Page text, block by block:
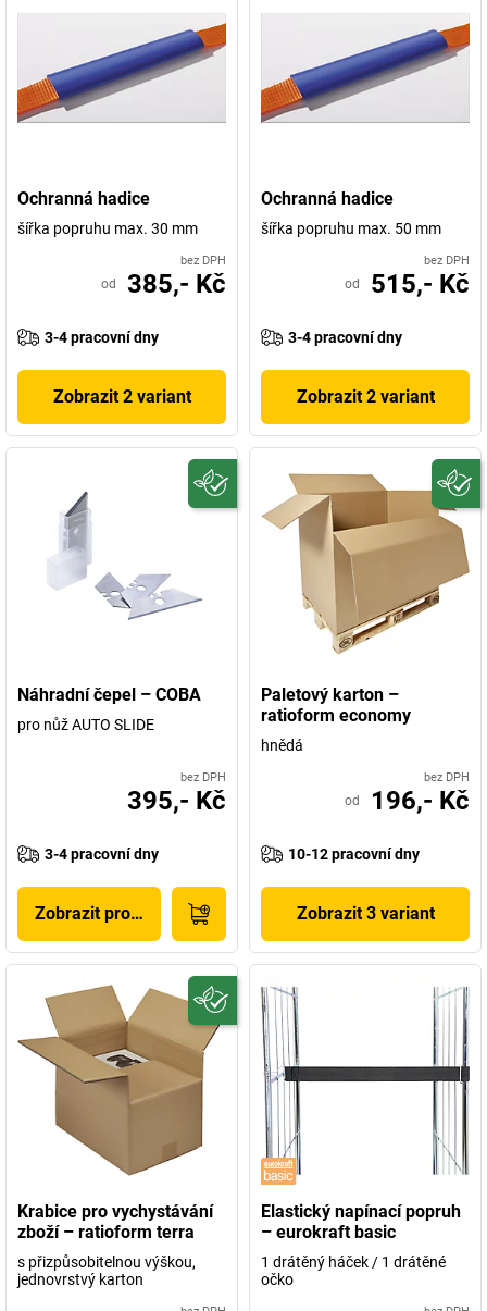
Ochranná hadice
šířka popruhu max. 30 mm
bez DPH
od 385,- Kč
3-4 pracovní dny
Zobrazit 2 variant
Ochranná hadice
šířka popruhu max. 50 mm
bez DPH
od 515,- Kč
3-4 pracovní dny
Zobrazit 2 variant
Náhradní čepel – COBA
pro nůž AUTO SLIDE
bez DPH
395,- Kč
3-4 pracovní dny
Zobrazit produkt
Paletový karton –
ratioform economy
hnědá
bez DPH
od 196,- Kč
10-12 pracovní dny
Zobrazit 3 variant
Krabice pro vychystávání
zboží – ratioform terra
s přizpůsobitelnou výškou,
jednovrstvý karton
Elastický napínací popruh
– eurokraft basic
1 drátěný háček / 1 drátěné
očko